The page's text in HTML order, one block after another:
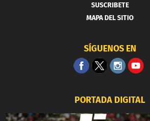
SUSCRIBETE
MAPA DEL SITIO
SÍGUENOS EN
PORTADA DIGITAL